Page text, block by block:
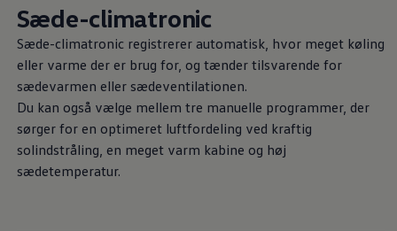
Sæde-climatronic
Sæde-climatronic registrerer automatisk, hvor meget køling
eller varme der er brug for, og tænder tilsvarende for
sædevarmen eller sædeventilationen.
Du kan også vælge mellem tre manuelle programmer, der
sørger for en optimeret luftfordeling ved kraftig
solindstråling, en meget varm kabine og høj
sædetemperatur.